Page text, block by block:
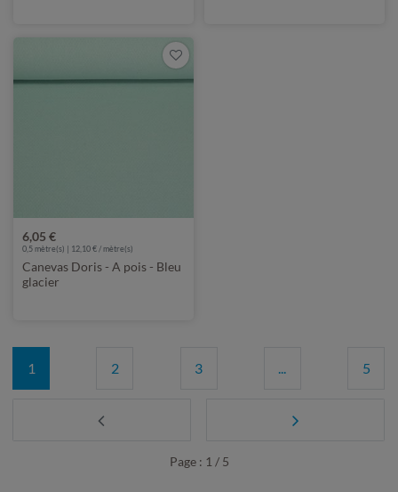
6,05 €
0,5 mètre(s) | 12,10 € / mètre(s)
Canevas Doris - A pois - Bleu
glacier
1 2 3 ... 5
Page : 1 / 5